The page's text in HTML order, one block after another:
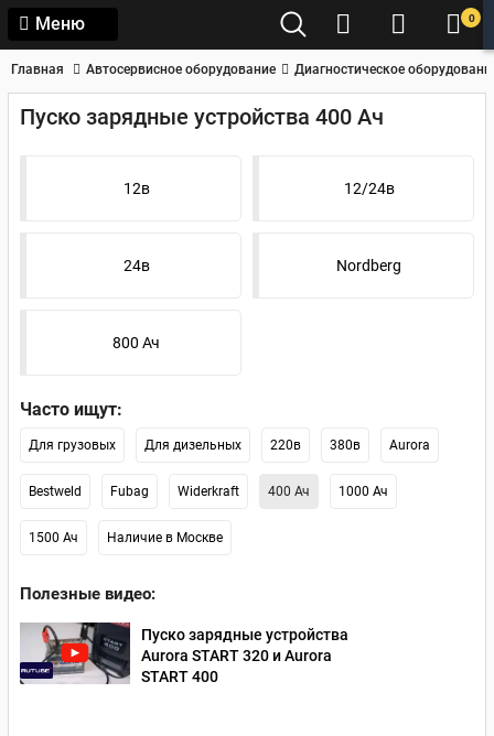
Меню 0
Главная Автосервисное оборудование Диагностическое
Пуско зарядные устройства 400 Ач
12в 12/24в
24в Nordberg
800 Ач
Часто ищут:
Для грузовых Для дизельных 220в 380в Aurora
Bestweld Fubag Widerkraft 400 Ач 1000 Ач
1500 Ач Наличие в Москве
Полезные видео:
Пуско зарядные устройства
Aurora START 320 и Aurora
START 400